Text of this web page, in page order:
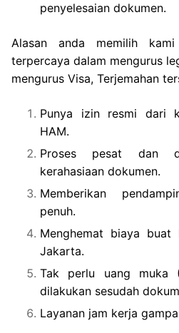
penyelesaian dokumen.
Alasan anda memilih
terpercaya dalam mengurus
mengurus Visa, Terjemahan
Punya izin resmi dari
HAM.
Proses pesat dan
kerahasiaan dokumen.
Memberikan
penuh.
Menghemat biaya
Jakarta.
Tak perlu uang muka
dilakukan sesudah
Layanan jam kerja